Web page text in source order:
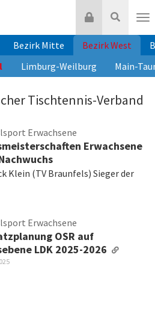
Suche
Login
Bezirk Mitte Bezirk West
Limburg-Weilburg Main-
Tischtennis-Verband
Erwachsene
Erwachsene
Klein (TV Braunfels) Sieger der
Erwachsene
OSR auf
LDK 2025-2026